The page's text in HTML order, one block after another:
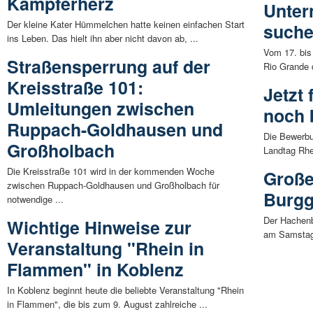
Der kleine Kater Hümmelchen hatte keinen einfachen Start
ins Leben. Das hielt ihn aber nicht davon ab, ...
Straßensperrung auf der
Kreisstraße 101:
Umleitungen zwischen
Ruppach-Goldhausen und
Großholbach
Die Kreisstraße 101 wird in der kommenden Woche
zwischen Ruppach-Goldhausen und Großholbach für
notwendige ...
Wichtige Hinweise zur
Veranstaltung "Rhein in
Flammen" in Koblenz
In Koblenz beginnt heute die beliebte Veranstaltung "Rhein
in Flammen", die bis zum 9. August zahlreiche ...
Vom 17.
Rio
Jetzt
noch
Die
Landtag
Der
am